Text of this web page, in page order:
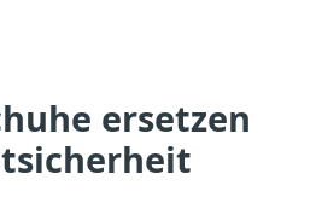
ersetzen